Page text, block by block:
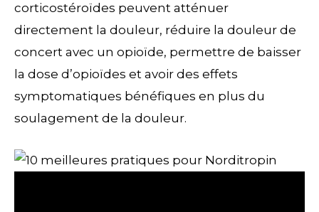
corticostéroïdes peuvent atténuer
directement la douleur, réduire la douleur de
concert avec un opioïde, permettre de baisser
la dose d’opioïdes et avoir des effets
symptomatiques bénéfiques en plus du
soulagement de la douleur.